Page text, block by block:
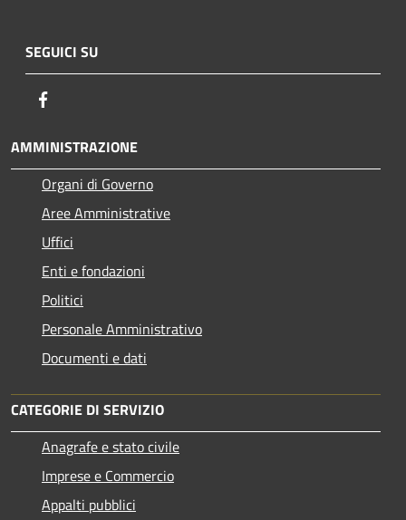
SEGUICI SU
AMMINISTRAZIONE
Organi di Governo
Aree Amministrative
Uffici
Enti e fondazioni
Politici
Personale Amministrativo
Documenti e dati
CATEGORIE DI SERVIZIO
Anagrafe e stato civile
Imprese e Commercio
Appalti pubblici